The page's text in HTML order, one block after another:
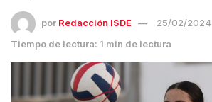
por Redacción ISDE
25/02/2024
Tiempo de lectura: 1 min de lectura